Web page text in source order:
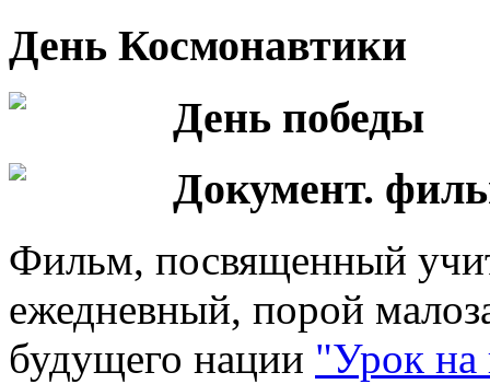
День Космонавтики
День победы
Документ.
Фильм, посвященный
ежедневный, порой
будущего нации "Урок